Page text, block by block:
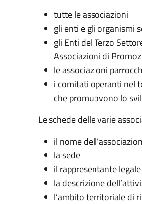
tutte le associazioni
gli enti e gli organismi
gli Enti del Terzo
Associazioni di
le associazioni
i comitati operanti nel
che promuovono lo
Le schede delle varie
il nome
la sede
il rappresentante legale
la descrizione
l’ambito territoriale di